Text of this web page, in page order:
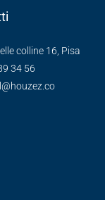
colline 16, Pisa
34 56